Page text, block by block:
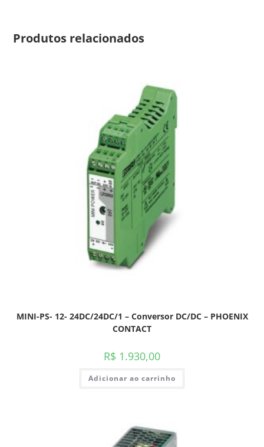
Produtos relacionados
MINI-PS- 12- 24DC/24DC/1 – Conversor DC/DC – PHOENIX
CONTACT
R$ 1.930,00
Adicionar ao carrinho